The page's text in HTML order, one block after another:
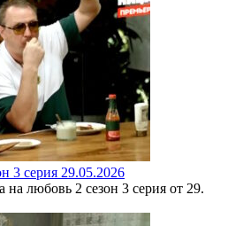
3 серия 29.05.2026
любовь 2 сезон 3 серия от 29.